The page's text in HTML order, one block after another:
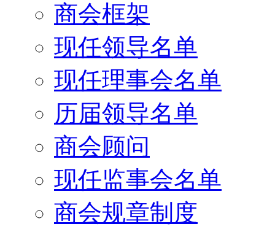
商会框架
现任领导名单
现任理事会名单
历届领导名单
商会顾问
现任监事会名单
商会规章制度